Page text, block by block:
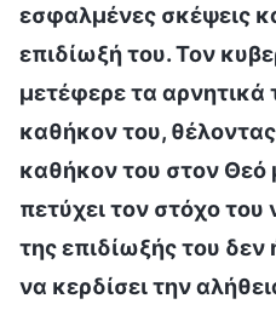
εσφαλμένες σκέψεις
επιδίωξή του. Τον
μετέφερε τα
καθήκον του,
καθήκον του στον Θεό
πετύχει τον στόχο του
της επιδίωξής του
να κερδίσει την